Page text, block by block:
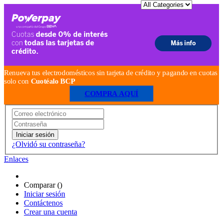
Renueva tus electrodomésticos sin tarjeta de crédito y pagando en cuotas
solo con Cuotéalo BCP
COMPRA AQUÍ
Iniciar sesión
¿Olvidó su contraseña?
Enlaces
Comparar ()
Iniciar sesión
Contáctenos
Crear una cuenta